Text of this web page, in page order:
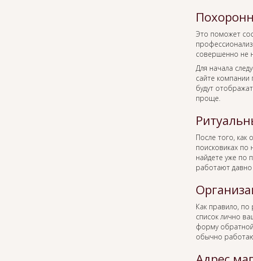
Это поможет
совершенно не
Для начала
сайте
будут
проще.
После того, как
поисковиках
найдете уже по
работают
Как правило, по
список лично
форму
обычно